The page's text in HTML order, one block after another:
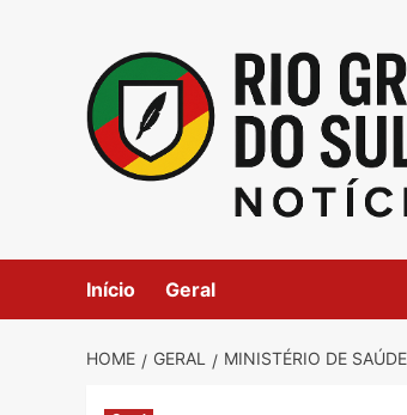
Início Geral
HOME GERAL MINISTÉRIO DE